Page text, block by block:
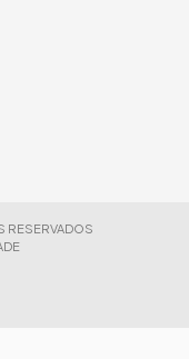
RESERVADOS